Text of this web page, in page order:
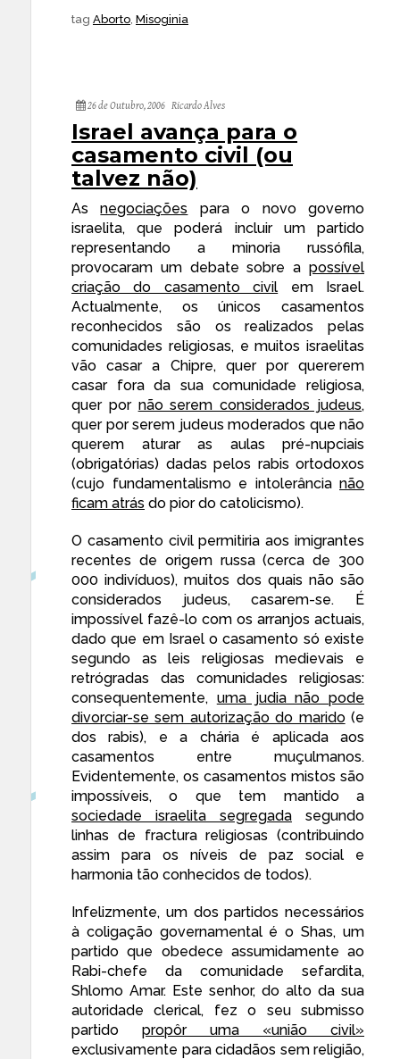
tag Aborto, Misoginia
26 de Outubro, 2006 Ricardo Alves
Israel avança para o
casamento civil (ou
talvez não)
Asnegociações para o novo governo
israelita, que poderá incluir um partido
representando a minoria russófila,
provocaram um debate sobre a possível
criação do casamento civil em Israel.
Actualmente, os únicos casamentos
reconhecidos são os realizados pelas
comunidades religiosas, e muitos israelitas
vão casar a Chipre, quer por quererem
casar fora da sua comunidade religiosa,
quer por não serem considerados judeus,
quer por serem judeus moderados que não
querem aturar as aulas pré-nupciais
(obrigatórias) dadas pelos rabis ortodoxos
(cujo fundamentalismo e intolerância não
ficam atrás do pior do catolicismo).
O casamento civil permitiria aos imigrantes
recentes de origem russa (cerca de 300
000 indivíduos), muitos dos quais não são
considerados judeus, casarem-se. É
impossível fazê-lo com os arranjos actuais,
dado que em Israel o casamento só existe
segundo as leis religiosas medievais e
retrógradas das comunidades religiosas:
consequentemente, uma judia não pode
divorciar-se sem autorização do marido(e
dos rabis), e a chária é aplicada aos
casamentos entre muçulmanos.
Evidentemente, os casamentos mistos são
impossíveis, o que tem mantido a
sociedade israelita segregada segundo
linhas de fractura religiosas (contribuindo
assim para os níveis de paz social e
harmonia tão conhecidos de todos).
Infelizmente, um dos partidos necessários
à coligação governamental é o Shas, um
partido que obedece assumidamente ao
Rabi-chefe da comunidade sefardita,
Shlomo Amar. Este senhor, do alto da sua
autoridade clerical, fez o seu submisso
partido propôr uma «união civil»
exclusivamente para cidadãos sem religião,